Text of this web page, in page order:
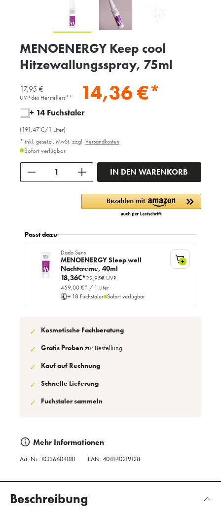
MENOENERGY Keep cool
Hitzewallungsspray, 75ml
17,95 €
UVP des Herstellers** 14,36 €*
+ 14 Fuchstaler
(191,47 €/1 Liter)
* inkl. gesetzl. MwSt. zzgl. Versandkosten
Sofort verfügbar
IN DEN WARENKORB
Passt dazu
Dado Sens
MENOENERGY Sleep well
Nachtcreme, 40ml
18,36€*22,95€ UVP
459,00 €* / 1 Liter
+ 18 Fuchstaler Sofort verfügbar
+
✓ Kosmetische Fachberatung
✓ Gratis Probenzur Bestellung
✓ Kauf auf Rechnung
✓ Schnelle Lieferung
✓ Fuchstaler sammeln
Mehr Informationen
Art.-Nr.: KO36604081 EAN: 4011140219128
Beschreibung